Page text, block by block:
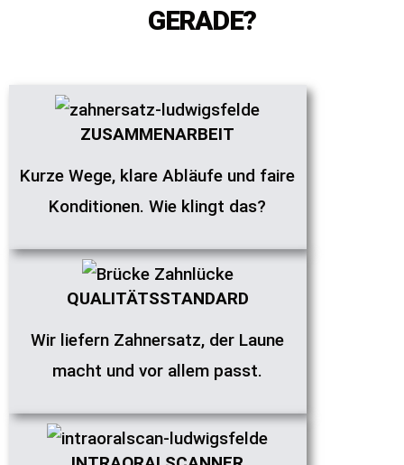
GERADE?
ZUSAMMENARBEIT
Kurze Wege, klare Abläufe und faire
Konditionen. Wie klingt das?
QUALITÄTSSTANDARD
Wir liefern Zahnersatz, der Laune
macht und vor allem passt.